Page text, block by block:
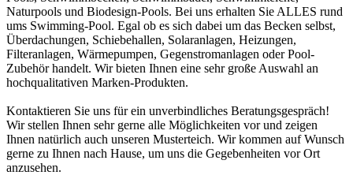
Naturpools und Biodesign-Pools. Bei uns erhalten Sie ALLES rund
ums Swimming-Pool. Egal ob es sich dabei um das Becken selbst,
Überdachungen, Schiebehallen, Solaranlagen, Heizungen,
Filteranlagen, Wärmepumpen, Gegenstromanlagen oder Pool-
Zubehör handelt. Wir bieten Ihnen eine sehr große Auswahl an
hochqualitativen Marken-Produkten.
Kontaktieren Sie uns für ein unverbindliches Beratungsgespräch!
Wir stellen Ihnen sehr gerne alle Möglichkeiten vor und zeigen
Ihnen natürlich auch unseren Musterteich. Wir kommen auf Wunsch
gerne zu Ihnen nach Hause, um uns die Gegebenheiten vor Ort
anzusehen.